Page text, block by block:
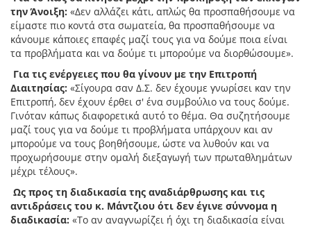
την Άνοιξη: «Δεν αλλάζει κάτι, απλώς θα προσπαθήσουμε να
είμαστε πιο κοντά στα σωματεία, θα προσπαθήσουμε να
κάνουμε κάποιες επαφές μαζί τους για να δούμε ποια είναι
τα προβλήματα και να δούμε τι μπορούμε να διορθώσουμε».
Για τις ενέργειες που θα γίνουν με την Επιτροπή
Διαιτησίας: «Σίγουρα σαν Δ.Σ. δεν έχουμε γνωρίσει καν την
Επιτροπή, δεν έχουν έρθει σ' ένα συμβούλιο να τους δούμε.
Γινόταν κάπως διαφορετικά αυτό το θέμα. Θα συζητήσουμε
μαζί τους για να δούμε τι προβλήματα υπάρχουν και αν
μπορούμε να τους βοηθήσουμε, ώστε να λυθούν και να
προχωρήσουμε στην ομαλή διεξαγωγή των πρωταθλημάτων
μέχρι τέλους».
Ως προς τη διαδικασία της αναδιάρθρωσης και τις
αντιδράσεις του κ. Μάντζιου ότι δεν έγινε σύννομα η
διαδικασία: «Το αν αναγνωρίζει ή όχι τη διαδικασία είναι